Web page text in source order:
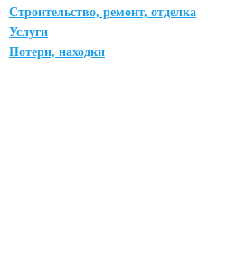
Строительство, ремонт, отделка
Услуги
Потери, находки